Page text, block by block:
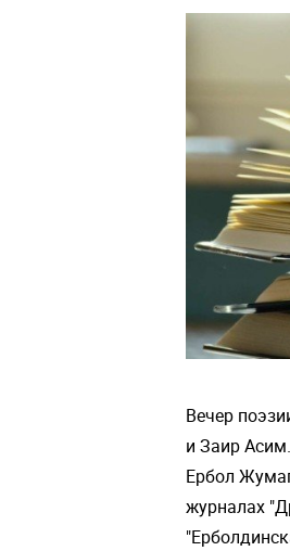
Вечер
и Заир Асим.
Ербол
журналах